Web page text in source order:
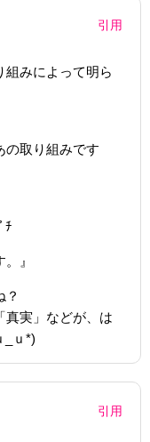
引用
組みによって明ら
の取り組みです
ﾁ
』
？
真実」などが、は
_ｕ*)
引用